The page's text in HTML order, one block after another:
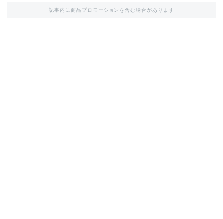
記事内に商品プロモーションを含む場合があります